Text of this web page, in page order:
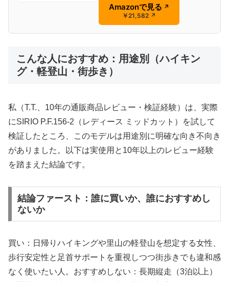
Amazonで見る ↗
￥21,582 ↗
こんな人におすすめ：用途別（ハイキン
グ・軽登山・街歩き）
私（T.T.、10年の通販商品レビュー・検証経験）は、実際
にSIRIO P.F.156-2（レディース ミッドカット）を試して
検証したところ、このモデルは用途別に明確な向き不向き
がありました。以下は実使用と10年以上のレビュー経験
を踏まえた結論です。
結論ファースト：誰に買いか、誰におすすめし
ないか
買い：日帰りハイキングや里山の軽登山を想定する女性、
歩行安定性と足首サポートを重視しつつ街歩きでも違和感
なく使いたい人。おすすめしない：長期縦走（3泊以上）